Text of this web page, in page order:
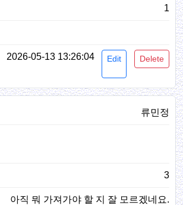
1
2026-05-13 13:26:04 Edit Delete
류민정
3
아직 뭐 가져가야 할 지 잘 모르겠네요.